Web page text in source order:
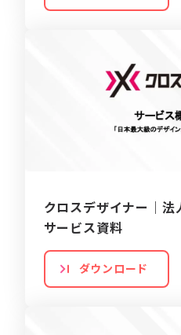
クロスデザイナー｜法
サービス資料
ダウンロード